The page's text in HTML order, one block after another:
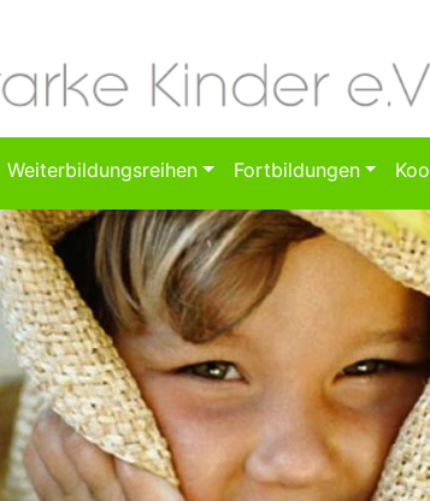
Weiterbildungsreihen Fortbildungen